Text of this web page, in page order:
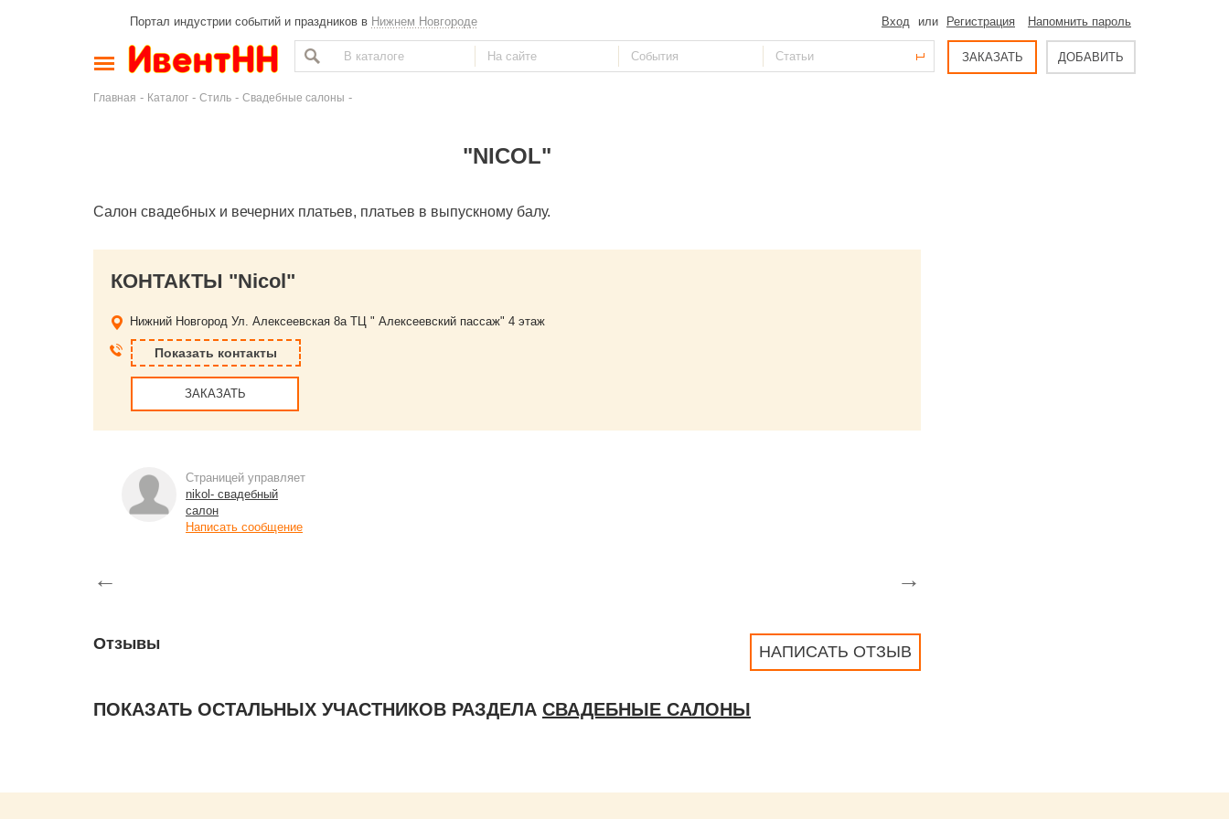
Портал индустрии событий и праздников в Нижнем Новгороде Вход или Регистрация Напомнить пароль
ЗАКАЗАТЬ ДОБАВИТЬ
Главная - Каталог - Стиль - Свадебные салоны -
"NIСOL"
Салон свадебных и вечерних платьев, платьев в выпускному балу.
КОНТАКТЫ "Niсol"
Нижний Новгород Ул. Алексеевская 8а ТЦ " Алексеевский пассаж" 4 этаж
Показать контакты
ЗАКАЗАТЬ
Страницей управляет
nikol- свадебный
салон
Написать сообщение
← →
НАПИСАТЬ ОТЗЫВ
Отзывы
ПОКАЗАТЬ ОСТАЛЬНЫХ УЧАСТНИКОВ РАЗДЕЛА СВАДЕБНЫЕ САЛОНЫ